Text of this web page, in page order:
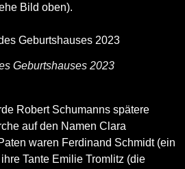
Bild oben).
Geburtshauses 2023
Robert Schumanns spätere
auf den Namen Clara
waren Ferdinand Schmidt (ein
Tante Emilie Tromlitz (die